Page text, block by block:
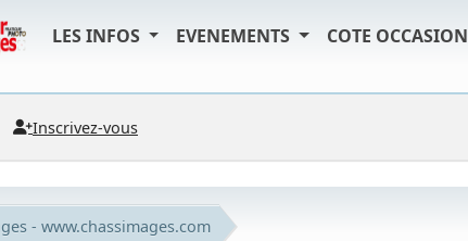
LES INFOS EVENEMENTS COTE OCCASION
Inscrivez-vous
- www.chassimages.com